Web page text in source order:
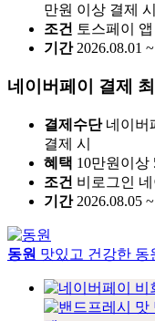
만원 이상 결제
조건 토스페이
기간 2026.08.01
네이버페이 결제
결제수단 네이버
결제 시
혜택 10만원이상
조건 비로그인
기간 2026.08.05
동원 맛있고 건강한 동